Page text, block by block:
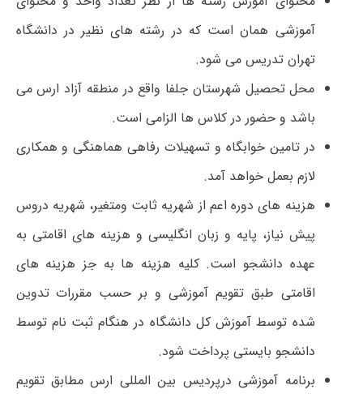
آموزشی همان است که در رشته های نظیر در دانشگاه
تهران تدریس می شود.
محل تحصیل شهرستان جلفا واقع در منطقه آزاد ارس می
باشد و حضور در کلاس ها الزامی است.
در تامین خوابگاه و تسهیلات رفاهی هماهنگی و همکاری
لازم بعمل خواهد آمد.
هزینه های دوره اعم از شهریه ثابت ومتغیر، شهریه دروس
پیش نیاز، پایه و زبان انگلیسی و هزینه های اقامتی به
عهده دانشجو است. کلیه هزینه ها به جز هزینه های
اقامتی طبق تقویم آموزشی و بر حسب مقررات تدوین
شده توسط آموزش کل دانشگاه در هنگام ثبت نام توسط
دانشجو بایستی پرداخت شود.
برنامه آموزشی درپردیس بین المللی ارس مطابق تقویم